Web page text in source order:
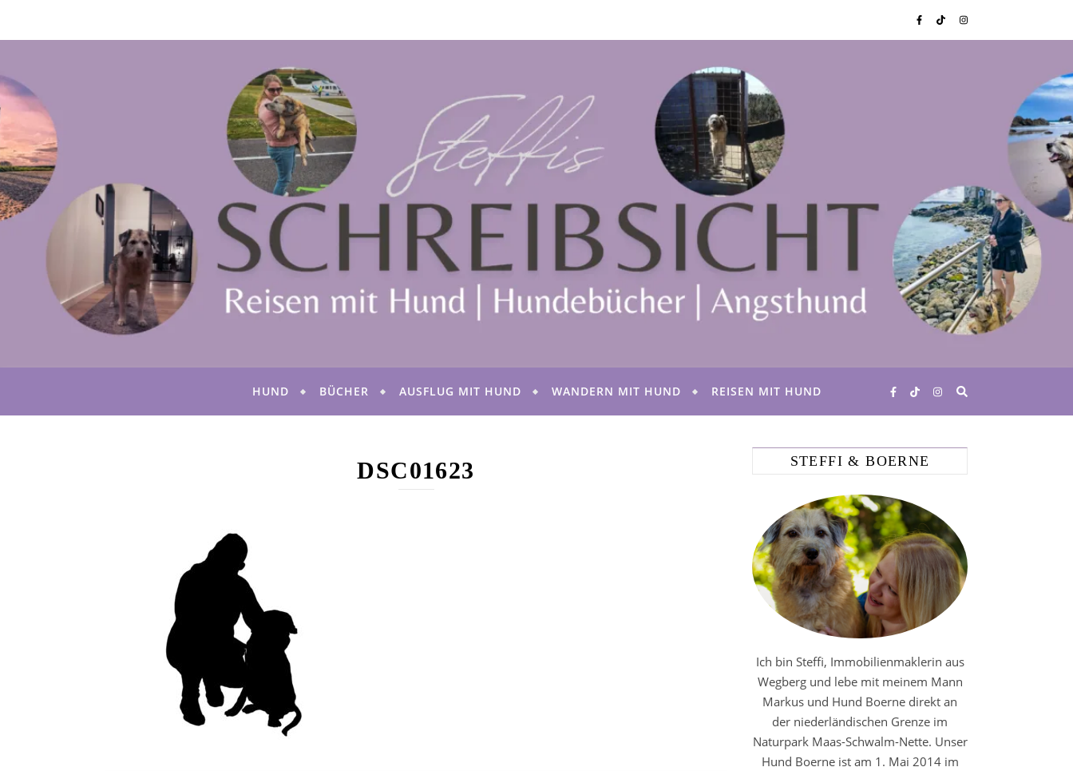
HUND BÜCHER AUSFLUG MIT HUND WANDERN MIT HUND REISEN MIT HUND
DSC01623 STEFFI & BOERNE
Ich bin Steffi, Immobilienmaklerin aus
Wegberg und lebe mit meinem Mann
Markus und Hund Boerne direkt an
der niederländischen Grenze im
Naturpark Maas-Schwalm-Nette. Unser
Hund Boerne ist am 1. Mai 2014 im